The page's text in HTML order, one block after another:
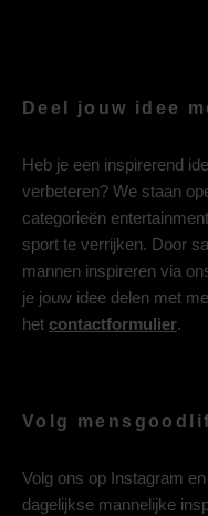
Deel jouw idee
Heb je een inspirerend
verbeteren? We staan
categorieën
sport te verrijken. Door
mannen inspireren via
je jouw idee delen met
het contactformulier.
Volg
Volg ons op Instagram
dagelijkse mannelijke